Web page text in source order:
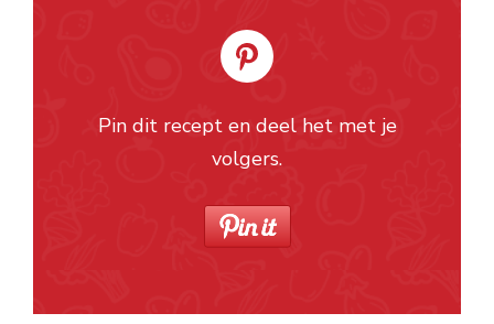
Pin dit recept en deel het met je
volgers.